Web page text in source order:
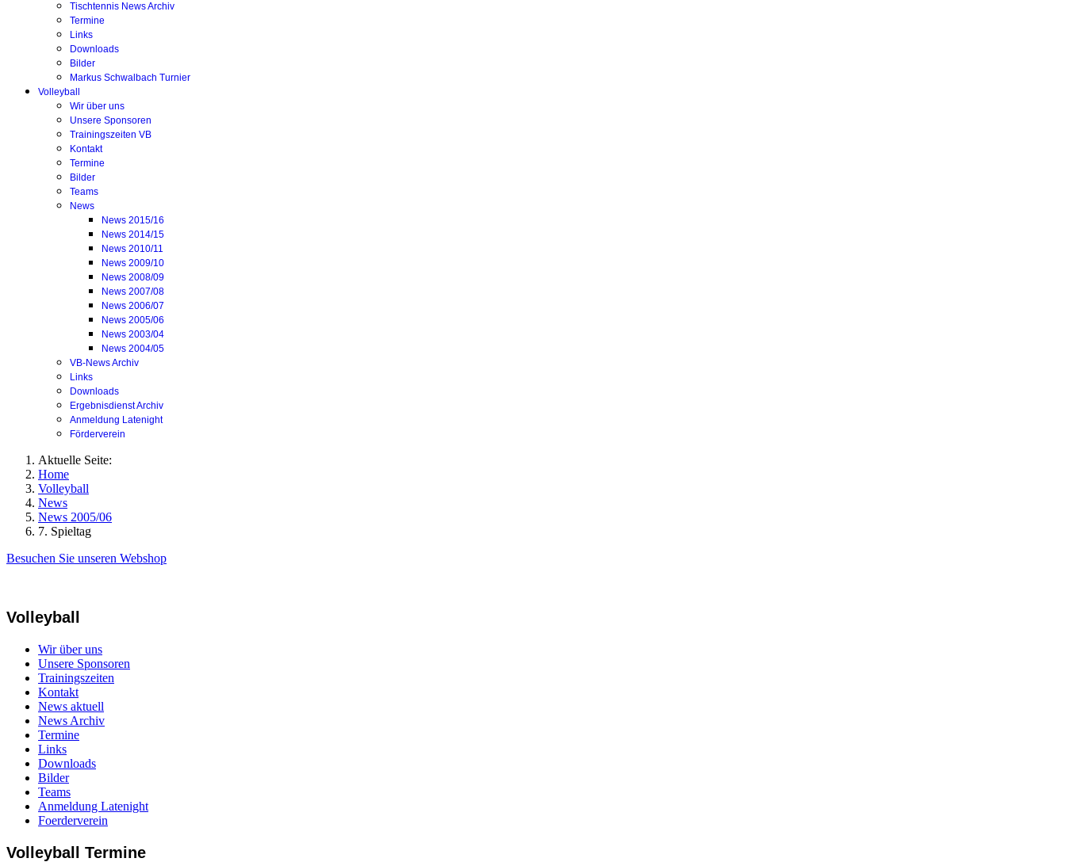
Tischtennis News Archiv
Termine
Links
Downloads
Bilder
Markus Schwalbach Turnier
Volleyball
Wir über uns
Unsere Sponsoren
Trainingszeiten VB
Kontakt
Termine
Bilder
Teams
News
News 2015/16
News 2014/15
News 2010/11
News 2009/10
News 2008/09
News 2007/08
News 2006/07
News 2005/06
News 2003/04
News 2004/05
VB-News Archiv
Links
Downloads
Ergebnisdienst Archiv
Anmeldung Latenight
Förderverein
Aktuelle Seite:
Home
Volleyball
News
News 2005/06
7. Spieltag
Besuchen Sie unseren Webshop
Volleyball
Wir über uns
Unsere Sponsoren
Trainingszeiten
Kontakt
News aktuell
News Archiv
Termine
Links
Downloads
Bilder
Teams
Anmeldung Latenight
Foerderverein
Volleyball Termine